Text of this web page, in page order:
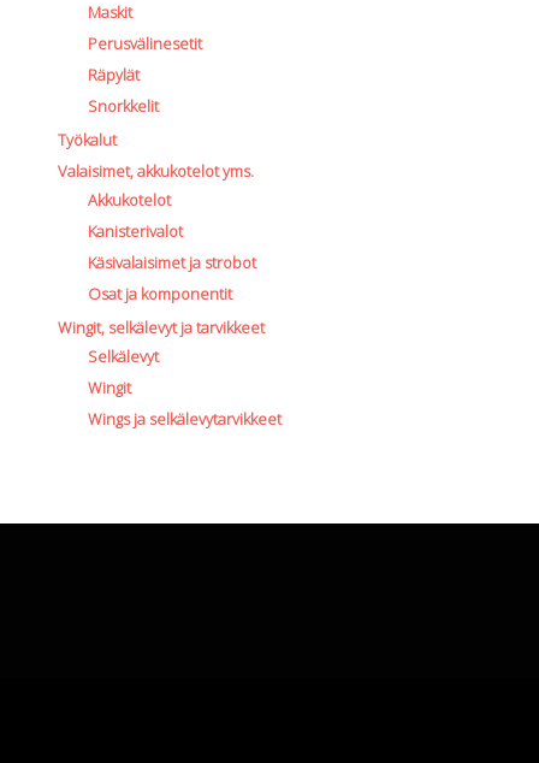
Maskit
Perusvälinesetit
Räpylät
Snorkkelit
Työkalut
Valaisimet, akkukotelot yms.
Akkukotelot
Kanisterivalot
Käsivalaisimet ja strobot
Osat ja komponentit
Wingit, selkälevyt ja tarvikkeet
Selkälevyt
Wingit
Wings ja selkälevytarvikkeet